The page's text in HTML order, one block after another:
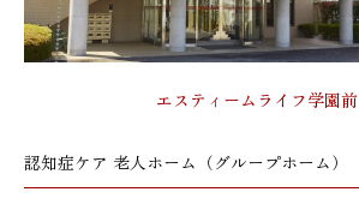
エスティームライフ学園前
認知症ケア 老人ホーム（グループホーム）